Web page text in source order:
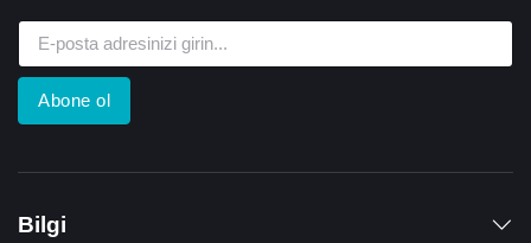
Abone ol
Bilgi